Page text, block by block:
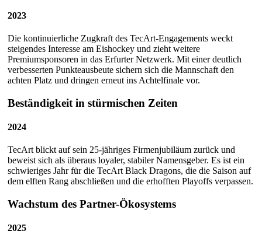
2023
Die kontinuierliche Zugkraft des TecArt-Engagements weckt
steigendes Interesse am Eishockey und zieht weitere
Premiumsponsoren in das Erfurter Netzwerk. Mit einer deutlich
verbesserten Punkteausbeute sichern sich die Mannschaft den
achten Platz und dringen erneut ins Achtelfinale vor.
Beständigkeit in stürmischen Zeiten
2024
TecArt blickt auf sein 25-jähriges Firmenjubiläum zurück und
beweist sich als überaus loyaler, stabiler Namensgeber. Es ist ein
schwieriges Jahr für die TecArt Black Dragons, die die Saison auf
dem elften Rang abschließen und die erhofften Playoffs verpassen.
Wachstum des Partner-Ökosystems
2025